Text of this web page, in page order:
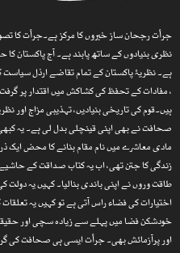
جرأت رجحان ساز خبروں کا مرکز ہے۔جرأت کا
نظری بنیادوں کے ساتھ پابند ہے۔ آج پاکستان
ہے۔ نظریۂ پاکستان کے تمام تقاضے ارذل
، مفادات کے تحفظ کی کشاکش میں اقتدار پر
ہیں۔قوم کی تاریخی بنیادیں، تہذیبی مزاج
صحافت نے بھی اپنی قینچلی بدل لی ہے۔ یہ
مادی معاشرے میں نام مقام بنانے کا محض ایک
زندگی کا جتن تھی، اب یہ کتاب صداقت کے
طاقت وروں نے اپنی باندی بنالیا۔ کہیں یہ
اختیارات کی فضاء راس آتی ہے تو کہیں یہ
خودشکن فضا میں پہلے سے زیادہ سچی اور
اور پرآزمائش بھی۔ جرأت ایسی ہی صحافت کی